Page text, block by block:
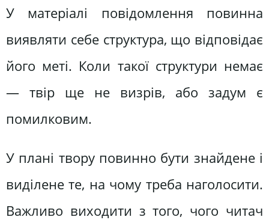
У матеріалі повідомлення повинна
виявляти себе структура, що відповідає
його меті. Коли такої структури немає
— твір ще не визрів, або задум є
помилковим.
У плані твору повинно бути знайдене і
виділене те, на чому треба наголосити.
Важливо виходити з того, чого читач